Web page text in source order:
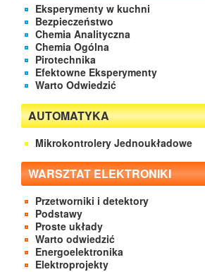
Eksperymenty w kuchni
Bezpieczeństwo
Chemia Analityczna
Chemia Ogólna
Pirotechnika
Efektowne Eksperymenty
Warto Odwiedzić
AUTOMATYKA
Mikrokontrolery Jednoukładowe
WARSZTAT ELEKTRONIKI
Przetworniki i detektory
Podstawy
Proste układy
Warto odwiedzić
Energoelektronika
Elektroprojekty